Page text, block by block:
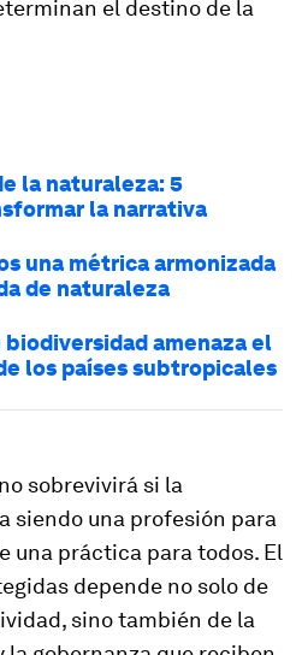
el destino de la
la naturaleza: 5
la narrativa
una métrica armonizada
de naturaleza
biodiversidad amenaza el
los países subtropicales
sobrevivirá si la
siendo una profesión para
una práctica para todos. El
depende no solo de
sino también de la